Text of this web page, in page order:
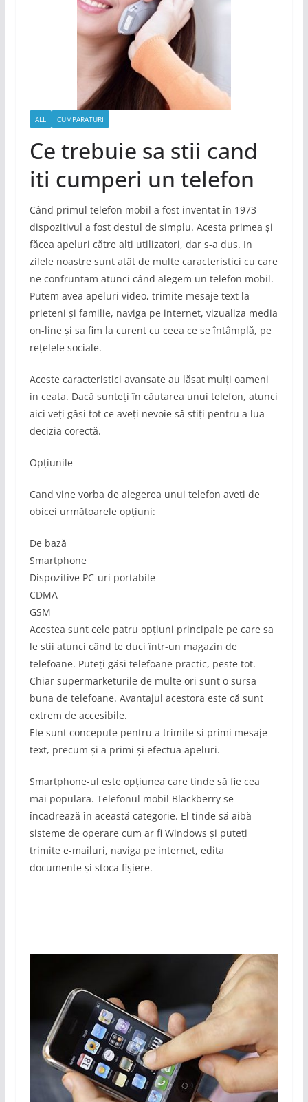
ALL CUMPARATURI
Ce trebuie sa stii cand
iti cumperi un telefon
Când primul telefon mobil a fost inventat în 1973
dispozitivul a fost destul de simplu. Acesta primea și
făcea apeluri către alți utilizatori, dar s-a dus. In
zilele noastre sunt atât de multe caracteristici cu care
ne confruntam atunci când alegem un telefon mobil.
Putem avea apeluri video, trimite mesaje text la
prieteni și familie, naviga pe internet, vizualiza media
on-line și sa fim la curent cu ceea ce se întâmplă, pe
rețelele sociale.
Aceste caracteristici avansate au lăsat mulți oameni
in ceata. Dacă sunteți în căutarea unui telefon, atunci
aici veți găsi tot ce aveți nevoie să știți pentru a lua
decizia corectă.
Opțiunile
Cand vine vorba de alegerea unui telefon aveți de
obicei următoarele opțiuni:
De bază
Smartphone
Dispozitive PC-uri portabile
CDMA
GSM
Acestea sunt cele patru opțiuni principale pe care sa
le stii atunci când te duci într-un magazin de
telefoane. Puteți găsi telefoane practic, peste tot.
Chiar supermarketurile de multe ori sunt o sursa
buna de telefoane. Avantajul acestora este că sunt
extrem de accesibile.
Ele sunt concepute pentru a trimite și primi mesaje
text, precum și a primi și efectua apeluri.
Smartphone-ul este opțiunea care tinde să fie cea
mai populara. Telefonul mobil Blackberry se
încadrează în această categorie. El tinde să aibă
sisteme de operare cum ar fi Windows și puteți
trimite e-mailuri, naviga pe internet, edita
documente și stoca fișiere.